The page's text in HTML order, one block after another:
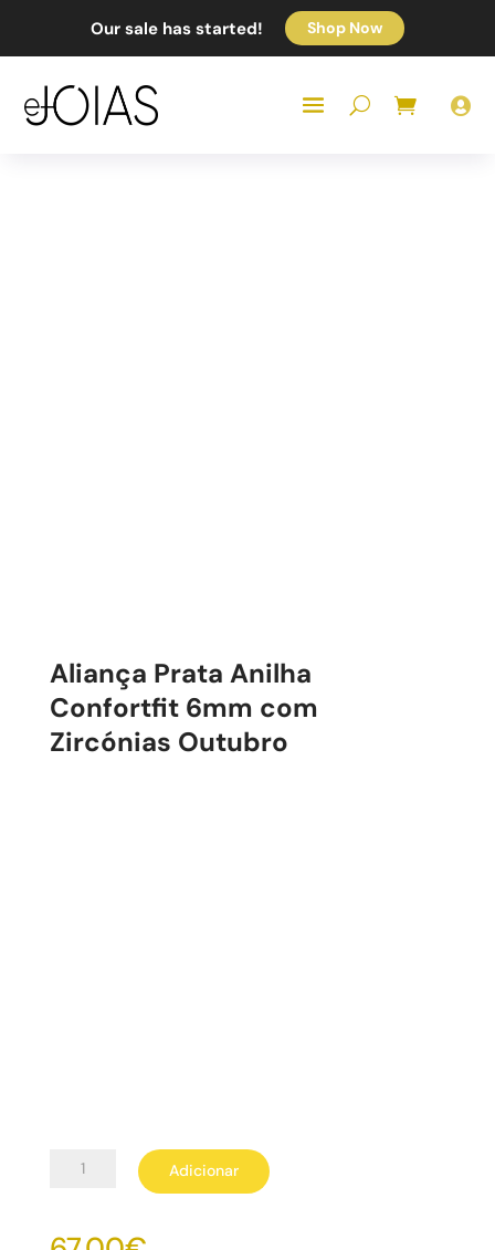
Our sale has started! Shop Now

Aliança Prata Anilha
Confortfit 6mm com
Zircónias Outubro
Quantidade
Adicionar